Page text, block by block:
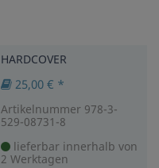
HARDCOVER
25,00 € *
Artikelnummer 978-3-
529-08731-8
lieferbar innerhalb von
2 Werktagen